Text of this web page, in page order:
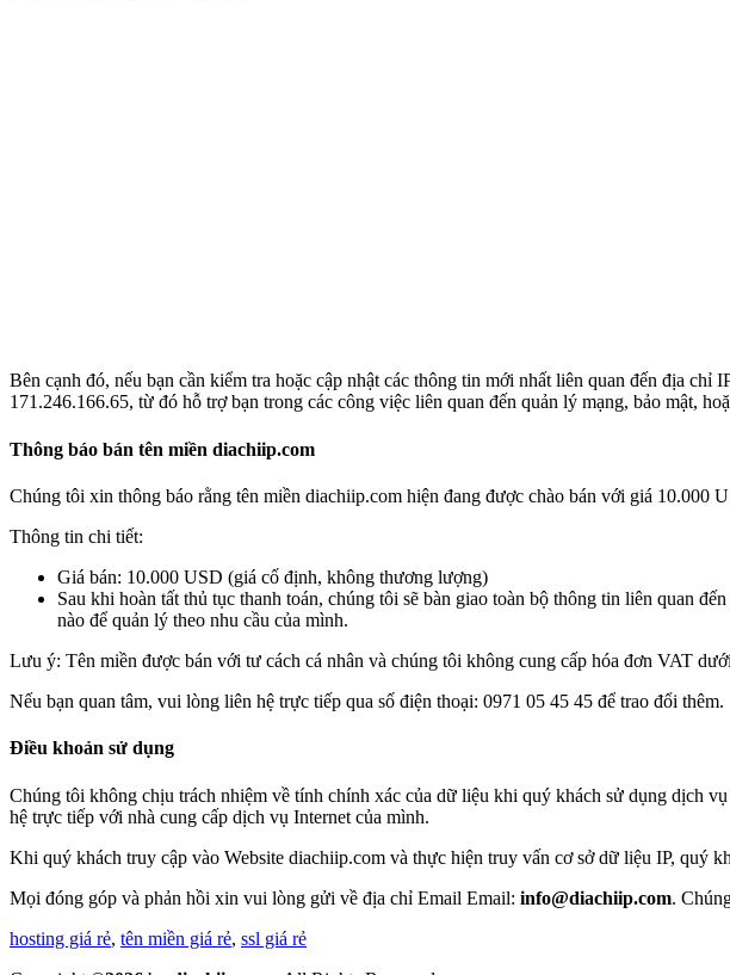
Bên cạnh đó, nếu bạn cần kiểm tra hoặc cập nhật các thông tin mới nhất liên quan đến địa chỉ
171.246.166.65, từ đó hỗ trợ bạn trong các công việc liên quan đến quản lý mạng, bảo mật,
Thông báo bán tên miền diachiip.com
Chúng tôi xin thông báo rằng tên miền diachiip.com hiện đang được chào bán với giá 10.000
Thông tin chi tiết:
Giá bán: 10.000 USD (giá cố định, không thương lượng)
Sau khi hoàn tất thủ tục thanh toán, chúng tôi sẽ bàn giao toàn bộ thông tin liên quan
nào để quản lý theo nhu cầu của mình.
Lưu ý: Tên miền được bán với tư cách cá nhân và chúng tôi không cung cấp hóa đơn VAT
Nếu bạn quan tâm, vui lòng liên hệ trực tiếp qua số điện thoại: 0971 05 45 45 để trao đổi thêm.
Điều khoản sử dụng
Chúng tôi không chịu trách nhiệm về tính chính xác của dữ liệu khi quý khách sử dụng dịch
hệ trực tiếp với nhà cung cấp dịch vụ Internet của mình.
Khi quý khách truy cập vào Website diachiip.com và thực hiện truy vấn cơ sở dữ liệu IP, quý
Mọi đóng góp và phản hồi xin vui lòng gửi về địa chỉ Email Email: info@diachiip.com.
hosting giá rẻ, tên miền giá rẻ, ssl giá rẻ